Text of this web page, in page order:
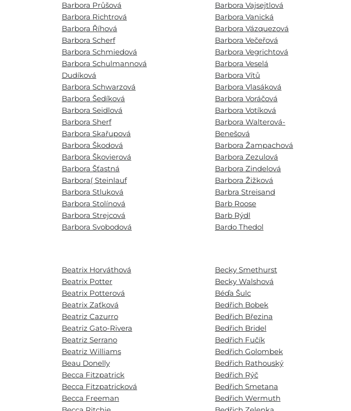
Barbora Průšová
Barbora Richtrová
Barbora Říhová
Barbora Scherf
Barbora Schmiedová
Barbora Schulmannová
Dudíková
Barbora Schwarzová
Barbora Šedíková
Barbora Seidlová
Barbora Sherf
Barbora Skařupová
Barbora Škodová
Barbora Škovierová
Barbora Šťastná
Barbora( Steinlauf
Barbora Stluková
Barbora Stolínová
Barbora Strejcová
Barbora Svobodová
Barbora Vajsejtlová
Barbora Vanická
Barbora Vázquezová
Barbora Večeřová
Barbora Vegrichtová
Barbora Veselá
Barbora Vítů
Barbora Vlasáková
Barbora Voráčová
Barbora Votíková
Barbora Walterová-
Benešová
Barbora Žampachová
Barbora Zezulová
Barbora Zindelová
Barbora Žižková
Barbra Streisand
Barb Roose
Barb Rýdl
Bardo Thedol
Beatrix Horváthová
Beatrix Potter
Beatrix Potterová
Beatrix Zaťková
Beatriz Cazurro
Beatriz Gato-Rivera
Beatriz Serrano
Beatriz Williams
Beau Donelly
Becca Fitzpatrick
Becca Fitzpatricková
Becca Freeman
Becky Smethurst
Becky Walshová
Béďa Šulc
Bedřich Bobek
Bedřich Březina
Bedřich Bridel
Bedřich Fučík
Bedřich Golombek
Bedřich Rathouský
Bedřich Rýč
Bedřich Smetana
Bedřich Wermuth